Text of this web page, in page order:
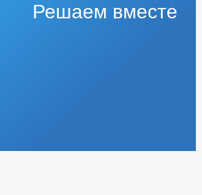
Решаем вместе